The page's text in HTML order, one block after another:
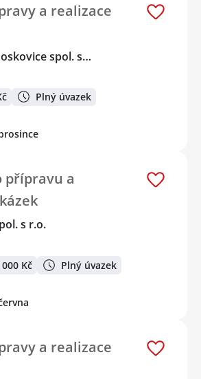
a realizace
spol. s…
Plný úvazek
přípravu a
s r.o.
Kč Plný úvazek
a realizace